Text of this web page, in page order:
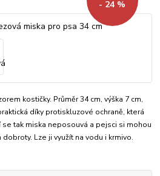
- 24 %
kostičky. Průměr 34 cm, výška 7 cm,
díky protiskluzové ochraně, která
tak miska neposouvá a pejsci si mohou
Lze ji využít na vodu i krmivo.